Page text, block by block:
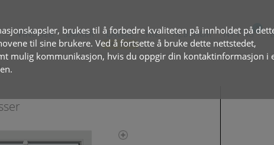
brukes til å forbedre kvaliteten på innholdet på
til sine brukere. Ved å fortsette å bruke dette nettstedet,
mulig kommunikasjon, hvis du oppgir din kontaktinformasjon i
VINDUER DØRER LAGER TRE TILBEHØR NYTTIG